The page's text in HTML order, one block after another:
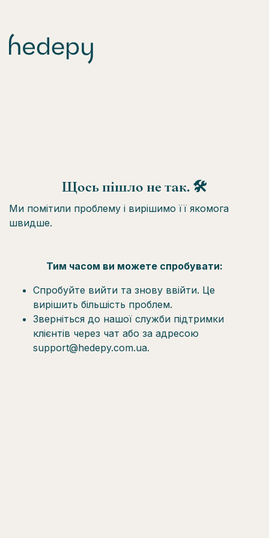
Щось пішло не так. 🛠
Ми помітили проблему і вирішимо її якомога
швидше.
Тим часом ви можете спробувати:
Спробуйте вийти та знову ввійти. Це
вирішить більшість проблем.
Зверніться до нашої служби підтримки
клієнтів через чат або за адресою
support@hedepy.com.ua.